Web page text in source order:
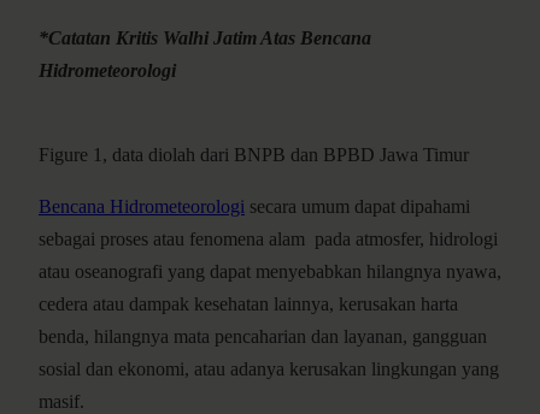
*Catatan Kritis Walhi Jatim Atas Bencana
Hidrometeorologi
Figure 1, data diolah dari BNPB dan BPBD Jawa Timur
Bencana Hidrometeorologi secara umum dapat dipahami
sebagai proses atau fenomena alam pada atmosfer, hidrologi
atau oseanografi yang dapat menyebabkan hilangnya nyawa,
cedera atau dampak kesehatan lainnya, kerusakan harta
benda, hilangnya mata pencaharian dan layanan, gangguan
sosial dan ekonomi, atau adanya kerusakan lingkungan yang
masif.